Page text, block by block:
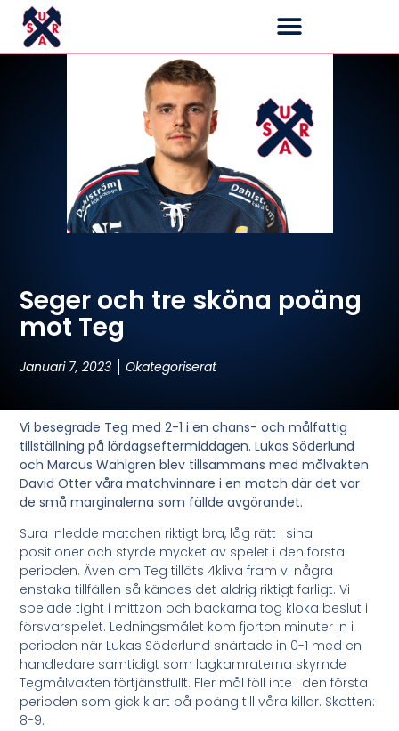
Seger och tre sköna poäng
mot Teg
Januari 7, 2023 Okategoriserat
Vi besegrade Teg med 2-1 i en chans- och målfattig
tillställning på lördagseftermiddagen. Lukas Söderlund
och Marcus Wahlgren blev tillsammans med målvakten
David Otter våra matchvinnare i en match där det var
de små marginalerna som fällde avgörandet.
Sura inledde matchen riktigt bra, låg rätt i sina
positioner och styrde mycket av spelet i den första
perioden. Även om Teg tilläts 4kliva fram vi några
enstaka tillfällen så kändes det aldrig riktigt farligt. Vi
spelade tight i mittzon och backarna tog kloka beslut i
försvarspelet. Ledningsmålet kom fjorton minuter in i
perioden när Lukas Söderlund snärtade in 0-1 med en
handledare samtidigt som lagkamraterna skymde
Tegmålvakten förtjänstfullt. Fler mål föll inte i den första
perioden som gick klart på poäng till våra killar. Skotten:
8-9.